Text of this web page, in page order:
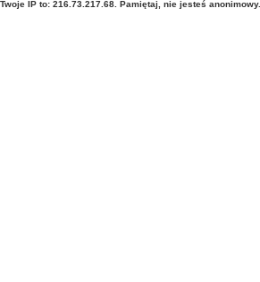
Twoje IP to: 216.73.217.68. Pamiętaj, nie jesteś anonimowy.